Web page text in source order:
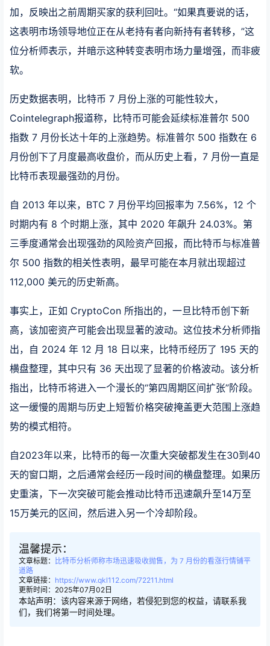
加，反映出之前周期买家的获利回吐。“如果真要说的话，
这表明市场领导地位正在从老持有者向新持有者转移，”这
位分析师表示，并暗示这种转变表明市场力量增强，而非疲
软。
历史数据表明，比特币 7 月份上涨的可能性较大，
Cointelegraph报道称，比特币可能会延续标准普尔 500
指数 7 月份长达十年的上涨趋势。标准普尔 500 指数在 6
月份创下了月度最高收盘价，而从历史上看，7 月份一直是
比特币表现最强劲的月份。
自 2013 年以来，BTC 7 月份平均回报率为 7.56%，12 个
时期内有 8 个时期上涨，其中 2020 年飙升 24.03%。第
三季度通常会出现强劲的风险资产回报，而比特币与标准普
尔 500 指数的相关性表明，最早可能在本月就出现超过
112,000 美元的历史新高。
事实上，正如 CryptoCon 所指出的，一旦比特币创下新
高，该加密资产可能会出现显著的波动。这位技术分析师指
出，自 2024 年 12 月 18 日以来，比特币经历了 195 天的
横盘整理，其中只有 36 天出现了显著的价格波动。该分析
指出，比特币将进入一个漫长的“第四周期区间扩张”阶段。
这一缓慢的周期与历史上短暂价格突破掩盖更大范围上涨趋
势的模式相符。
自2023年以来，比特币的每一次重大突破都发生在30到40
天的窗口期，之后通常会经历一段时间的横盘整理。如果历
史重演，下一次突破可能会推动比特币迅速飙升至14万至
15万美元的区间，然后进入另一个冷却阶段。
温馨提示：
文章标题：
比特币分析师称市场迅速吸收抛售，为 7 月份的看涨行情铺平
道路
文章链接： https://www.qkl112.com/72211.html
更新时间：2025年07月02日
本站声明：该内容来源于网络，若侵犯到您的权益，请联系我
们，我们将第一时间处理。